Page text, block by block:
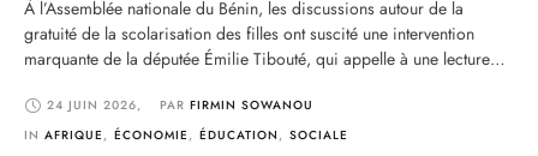
À l’Assemblée nationale du Bénin, les discussions autour de la
gratuité de la scolarisation des filles ont suscité une intervention
marquante de la députée Émilie Tibouté, qui appelle à une lecture
cette mesure sociale visant à renforcer l’accès des filles à
l’éducation, l’élue estime qu’il …
24 JUIN 2026, PAR FIRMIN SOWANOU
IN AFRIQUE , ÉCONOMIE , ÉDUCATION , SOCIALE